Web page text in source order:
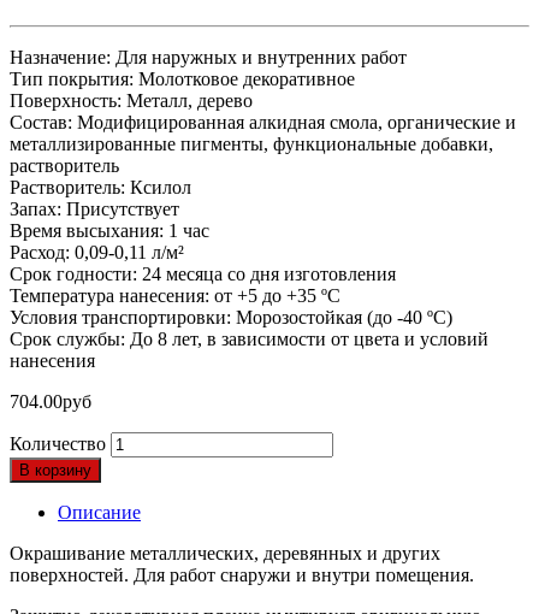
Назначение: Для наружных и внутренних работ
Тип покрытия: Молотковое декоративное
Поверхность: Металл, дерево
Состав: Модифицированная алкидная смола, органические и
металлизированные пигменты, функциональные добавки,
растворитель
Растворитель: Ксилол
Запах: Присутствует
Время высыхания: 1 час
Расход: 0,09-0,11 л/м²
Срок годности: 24 месяца со дня изготовления
Температура нанесения: от +5 до +35 ºС
Условия транспортировки: Морозостойкая (до -40 ºС)
Срок службы: До 8 лет, в зависимости от цвета и условий
нанесения
704.00руб
Количество
В корзину
Описание
Окрашивание металлических, деревянных и других
поверхностей. Для работ снаружи и внутри помещения.